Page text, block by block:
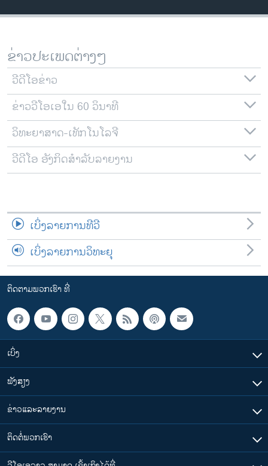
ລາຍການກະຈາຍສຽງ
ລາຍງານ
ຕິດຕາມພວກເຮົາ ທີ່
ພາສາຕ່າງໆ
ຂ່າວປະເພດຕ່າງໆ
ວີດີໂອຂ່າວ
ຂ່າວວີໂອເອໃນ 60 ວິນາທີ
ວິທະຍາສາດ-ເທັກໂນໂລຈີ
ວີດີໂອ ອັງກິດສຳລັບລາຍງານ
ເບິ່ງລາຍການທີວີ
ເບິ່ງລາຍການວິທະຍຸ
ຕິດຕາມພວກເຮົາ ທີ່
ເບິ່ງ
ຟັງສຽງ
ຂ່າວແລະລາຍງານ
ຕິດຕໍ່ພວກເຮົາ